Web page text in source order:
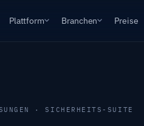
Plattform Branchen Preise
· SICHERHEITS-SUITE